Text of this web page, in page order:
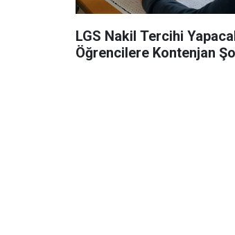
LGS Nakil Tercihi
Öğrencilere Kontenjan